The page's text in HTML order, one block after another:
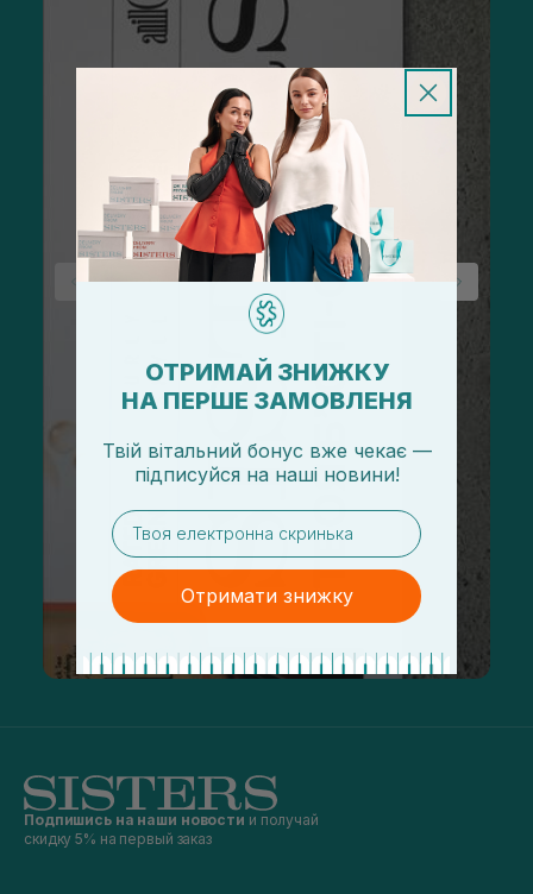
Подпишись на наши новости и получай
скидку 5% на первый заказ
ОТРИМАЙ ЗНИЖКУ
НА ПЕРШЕ ЗАМОВЛЕНЯ
Твій вітальний бонус вже чекає —
підписуйся на наші новини!
email
Отримати знижку